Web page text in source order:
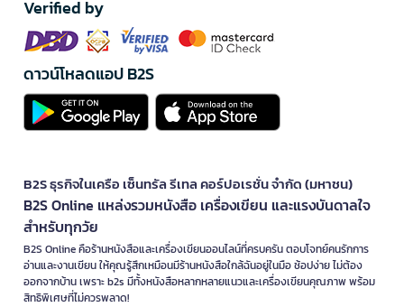
Verified by
ดาวน์โหลดแอป B2S
B2S ธุรกิจในเครือ เซ็นทรัล รีเทล คอร์ปอเรชั่น จำกัด (มหาชน)
B2S Online แหล่งรวมหนังสือ เครื่องเขียน และแรงบันดาลใจ
สำหรับทุกวัย
B2S Online คือร้านหนังสือและเครื่องเขียนออนไลน์ที่ครบครัน ตอบโจทย์คนรักการ
อ่านและงานเขียน ให้คุณรู้สึกเหมือนมีร้านหนังสือใกล้ฉันอยู่ในมือ ช้อปง่าย ไม่ต้อง
ออกจากบ้าน เพราะ b2s มีทั้งหนังสือหลากหลายแนวและเครื่องเขียนคุณภาพ พร้อม
สิทธิพิเศษที่ไม่ควรพลาด!